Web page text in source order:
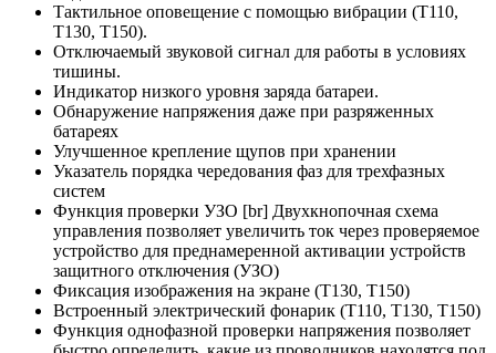
Тактильное оповещение с помощью вибрации (T110,
T130, T150).
Отключаемый звуковой сигнал для работы в условиях
тишины.
Индикатор низкого уровня заряда батареи.
Обнаружение напряжения даже при разряженных
батареях
Улучшенное крепление щупов при хранении
Указатель порядка чередования фаз для трехфазных
систем
Функция проверки УЗО [br] Двухкнопочная схема
управления позволяет увеличить ток через проверяемое
устройство для преднамеренной активации устройств
защитного отключения (УЗО)
Фиксация изображения на экране (T130, T150)
Встроенный электрический фонарик (T110, T130, T150)
Функция однофазной проверки напряжения позволяет